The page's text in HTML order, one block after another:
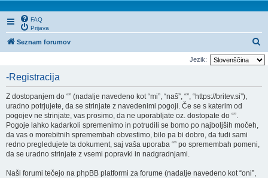
FAQ
Prijava
Seznam forumov
s
Jezik:
-Registracija
Z dostopanjem do “” (nadalje navedeno kot “mi”, “naš”, “”, “https://britev.si”),
uradno potrjujete, da se strinjate z navedenimi pogoji. Če se s katerim od
pogojev ne strinjate, vas prosimo, da ne uporabljate oz. dostopate do “”.
Pogoje lahko kadarkoli spremenimo in potrudili se bomo po najboljših močeh,
da vas o morebitnih spremembah obvestimo, bilo pa bi dobro, da tudi sami
redno pregledujete ta dokument, saj vaša uporaba “” po spremembah pomeni,
da se uradno strinjate z vsemi popravki in nadgradnjami.
Naši forumi tečejo na phpBB platformi za forume (nadalje navedeno kot “oni”,